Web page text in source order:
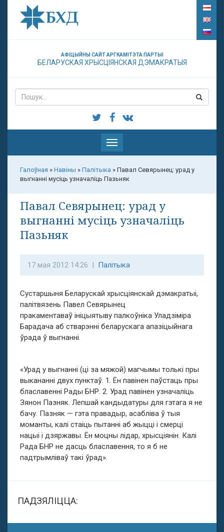
АФІЦЫЙНЫ САЙТ АРГКАМІТЭТА ПАРТЫІ
БЕЛАРУСКАЯ ХРЫСЦІЯНСКАЯ ДЭМАКРАТЫЯ
Паказаць
меню
Галоўная » Навіны » Палітыка » Павал Севярынец: урад у
выгнанні мусіць узначаліць Пазьняк
Павал Севярынец: урад у
выгнанні мусіць узначаліць
Пазьняк
17 мая 2012 14:26 | Палітыка
Сустаршыня Беларускай хрысціянскай дэмакратыі,
палітвязень Павел Севярынец
пракаментаваў ініцыятыву палкоўніка Уладзіміра
Барадача аб стварэнні беларускага апазіцыйнага
ўрада ў выгнанні.
«Урад у выгнанні (ці за мяжой) магчымы толькі пры
выкананні двух пунктаў. 1. Ён павінен паўстаць пры
блаславенні Рады БНР. 2. Урад павінен узначаліць
Зянон Пазняк. Лепшай кандыдатуры для гэтага я не
бачу. Пазняк — гэта правадыр, асабліва ў тыя
моманты, калі стаіць пытанні аб жыцці і смерці
нацыі і дзяржавы. Ён моцны лідар, хрысціянін. Калі
Рада БНР не дасць блаславення, то я б не
падтрымліваў такі ўрад».
ПАДЗЯЛІЦЦА: